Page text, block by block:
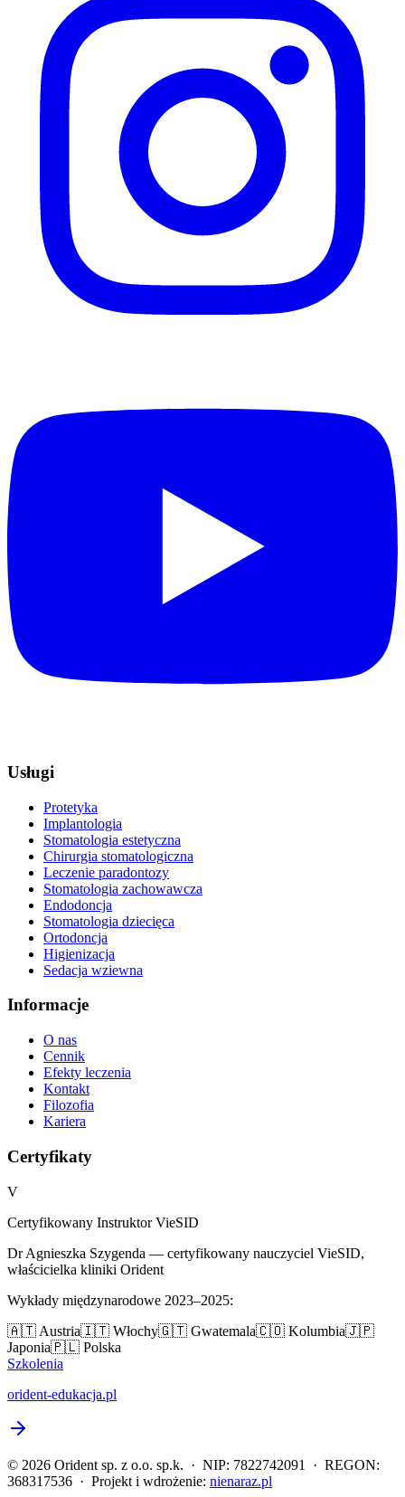
Usługi
Protetyka
Implantologia
Stomatologia estetyczna
Chirurgia stomatologiczna
Leczenie paradontozy
Stomatologia zachowawcza
Endodoncja
Stomatologia dziecięca
Ortodoncja
Higienizacja
Sedacja wziewna
Informacje
O nas
Cennik
Efekty leczenia
Kontakt
Filozofia
Kariera
Certyfikaty
V
Certyfikowany Instruktor VieSID
Dr Agnieszka Szygenda — certyfikowany nauczyciel VieSID,
właścicielka kliniki Orident
Wykłady międzynarodowe 2023–2025:
🇦🇹 Austria🇮🇹 Włochy🇬🇹 Gwatemala🇨🇴 Kolumbia🇯🇵
Japonia🇵🇱 Polska
Szkolenia
orident-edukacja.pl
© 2026 Orident sp. z o.o. sp.k. · NIP: 7822742091
· REGON:
368317536 · Projekt i wdrożenie: nienaraz.pl